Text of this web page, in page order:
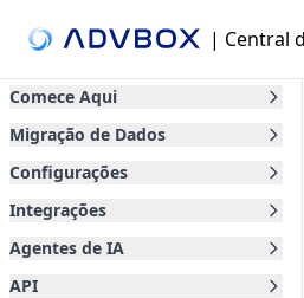
| Central
Comece Aqui
Migração de Dados
Configurações
Integrações
Agentes de IA
API